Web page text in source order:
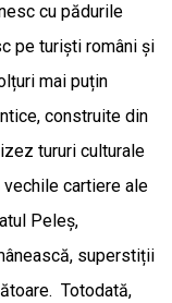
cu pădurile
pe turiști români și
mai puțin
construite din
tururi culturale
cartiere ale
Peleș,
superstiții
Totodată,